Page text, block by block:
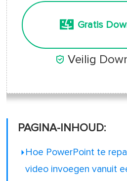
Gratis
 Veilig
PAGINA-INHOUD:
Hoe PowerPoint te
video invoegen vanuit